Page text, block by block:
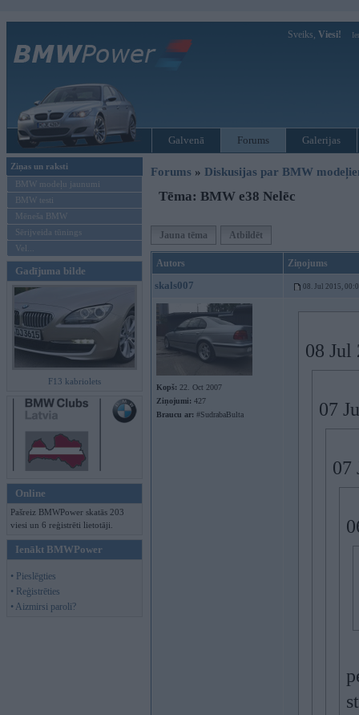
Sveiks, Viesi!
Galvenā Forums Galerijas
Ziņas un raksti
BMW modeļu jaunumi
BMW testi
Mēneša BMW
Sērijveida tūnings
Vel...
Gadījuma bilde
F13 kabriolets
Online
Pašreiz BMWPower skatās 203
viesi un 6 reģistrēti lietotāji.
Ienākt BMWPower
• Pieslēgties
• Reģistrēties
• Aizmirsi paroli?
Forums » Diskusijas par BMW
Tēma: BMW e38 Nelēc
Jauna tēma Atbildēt
Autors Ziņojums
skals007 08. Jul 2015,
Kopš: 22. Oct 2007
Ziņojumi: 427
Braucu ar: #SudrabaBulta
08 Jul
07
07